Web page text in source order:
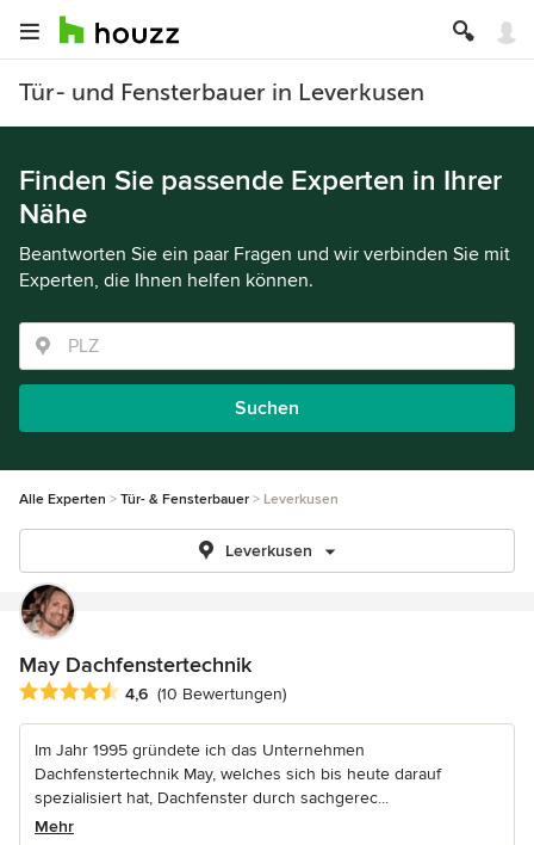
Tür- und Fensterbauer in Leverkusen
Finden Sie passende Experten in Ihrer
Nähe
Beantworten Sie ein paar Fragen und wir verbinden Sie mit
Experten, die Ihnen helfen können.
Suchen
Alle Experten Tür- & Fensterbauer Leverkusen
Leverkusen
May Dachfenstertechnik
Durchschnittliche Bewertung: 4.6 von 5 Sternen
4,6 (10 Bewertungen)
Im Jahr 1995 gründete ich das Unternehmen
Dachfenstertechnik May, welches sich bis heute darauf
spezialisiert hat, Dachfenster durch sachgerec...
Mehr